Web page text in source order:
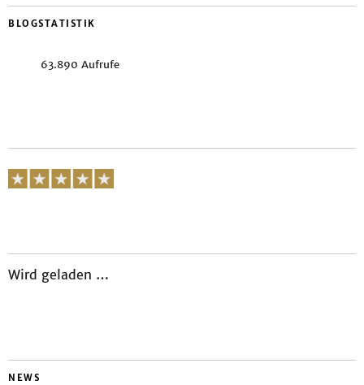
BLOGSTATISTIK
63.890 Aufrufe
Wird geladen …
NEWS